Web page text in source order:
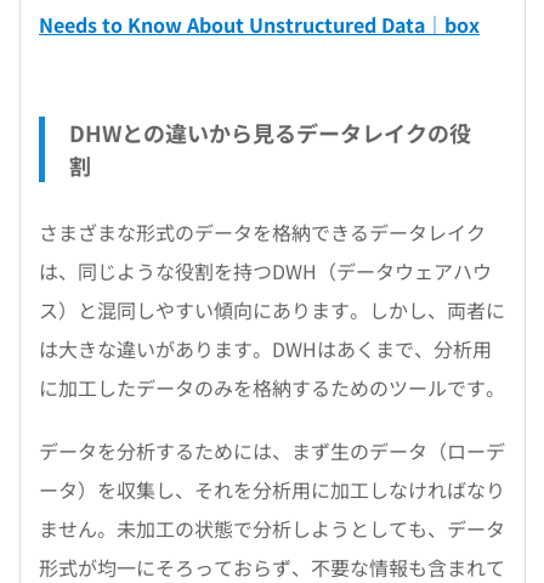
Needs to Know About Unstructured Data｜box
DHWとの違いから見るデータレイクの役
割
さまざまな形式のデータを格納できるデータレイク
は、同じような役割を持つDWH（データウェアハウ
ス）と混同しやすい傾向にあります。しかし、両者に
は大きな違いがあります。DWHはあくまで、分析用
に加工したデータのみを格納するためのツールです。
データを分析するためには、まず生のデータ（ローデ
ータ）を収集し、それを分析用に加工しなければなり
ません。未加工の状態で分析しようとしても、データ
形式が均一にそろっておらず、不要な情報も含まれて